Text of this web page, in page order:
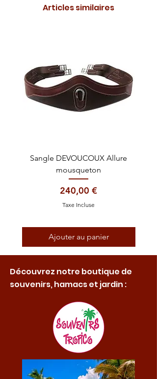
Articles similaires
Sangle DEVOUCOUX Allure
mousqueton
Prix
240,00 €
Taxe Incluse
Ajouter au panier
Découvrez notre boutique de
souvenirs, hamacs et jardin :